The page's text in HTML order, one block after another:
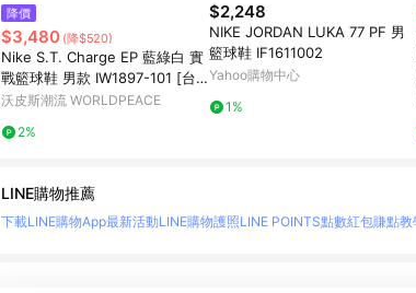
降價
$3,480 (降$520)
Nike S.T. Charge EP 藍綠白 實
戰籃球鞋 男款 IW1897-101 [台
灣現貨]
沃皮斯潮流 WORLDPEACE
2%
$2,248
NIKE JORDAN LUKA 77 PF 男
籃球鞋 IF1611002
Yahoo購物中心
1%
LINE購物推薦
下載LINE購物App最新活動LINE購物護照LINE POINTS點數紅包賺點教